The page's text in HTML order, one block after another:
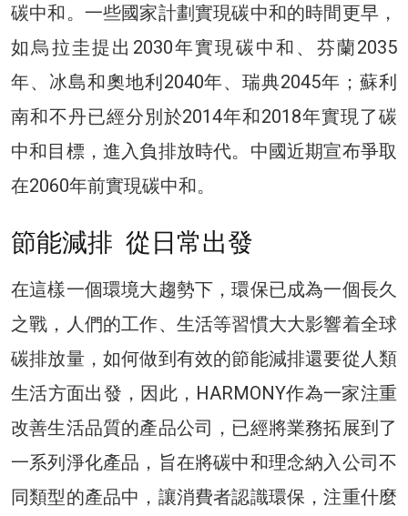
碳中和。一些國家計劃實現碳中和的時間更早，
如烏拉圭提出2030年實現碳中和、芬蘭2035
年、冰島和奧地利2040年、瑞典2045年；蘇利
南和不丹已經分別於2014年和2018年實現了碳
中和目標，進入負排放時代。中國近期宣布爭取
在2060年前實現碳中和。
節能減排 從日常出發
在這樣一個環境大趨勢下，環保已成為一個長久
之戰，人們的工作、生活等習慣大大影響着全球
碳排放量，如何做到有效的節能減排還要從人類
生活方面出發，因此，HARMONY作為一家注重
改善生活品質的產品公司，已經將業務拓展到了
一系列淨化產品，旨在將碳中和理念納入公司不
同類型的產品中，讓消費者認識環保，注重什麼